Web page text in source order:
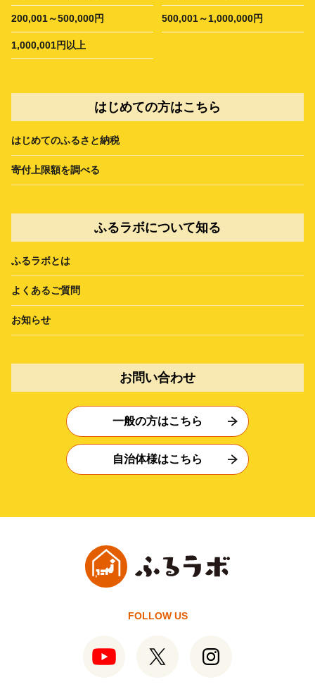
200,001～500,000円 500,001～1,000,000円
1,000,001円以上
はじめての方はこちら
はじめてのふるさと納税
寄付上限額を調べる
ふるラボについて知る
ふるラボとは
よくあるご質問
お知らせ
お問い合わせ
一般の方はこちら
自治体様はこちら
FOLLOW US